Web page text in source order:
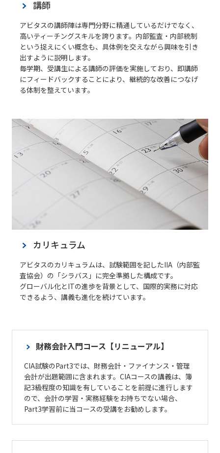
講師
アビタスの講師陣は専門分野に精通しているだけでなく、
高いティーチングスキルを誇ります。内部監査・内部統制
という捉えにくい概念も、具体例を交えながら興味を引き
出すように説明します。
毎学期、受講生による講師の評価を実施しており、即講師
にフィードバックすることにより、継続的な改善につなげ
る体制を整えています。
カリキュラム
アビタスのカリキュラムは、試験範囲を記したIIA（内部監
査協会）の「シラバス」に完全準拠した構成です。
グローバル化とITの進歩を背景として、国際的実務に対応
できるよう、講義も進化を続けています。
財務会計入門コース【リニューアル】
CIA試験のPart3では、財務会計・ファイナンス・管理
会計が出題範囲に含まれます。CIAコースの講義は、簿
記3級程度の知識を有していることを前提に進行します
ので、会計の学習・実務経験をお持ちでない場合、
Part3学習前に当コースの受講をお勧めします。